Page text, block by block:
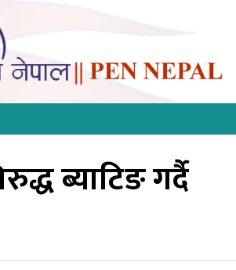
ब्याटिङ गर्दै